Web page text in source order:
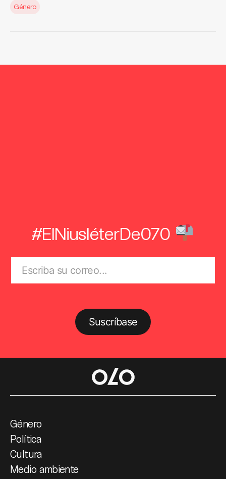
Género
#ElNiusléterDe070
Suscríbase
Género
Política
Cultura
Medio ambiente